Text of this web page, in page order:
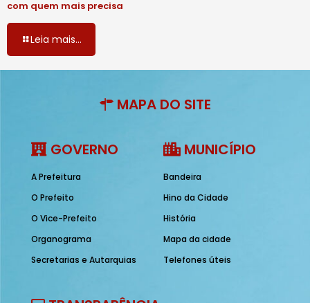
com quem mais precisa
Leia mais...
MAPA DO SITE
GOVERNO
A Prefeitura
O Prefeito
O Vice-Prefeito
Organograma
Secretarias e Autarquias
MUNICÍPIO
Bandeira
Hino da Cidade
História
Mapa da cidade
Telefones úteis